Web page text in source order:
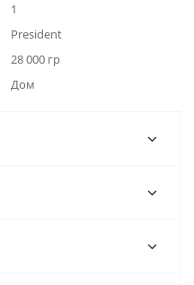
1
President
28 000 гр
Дом